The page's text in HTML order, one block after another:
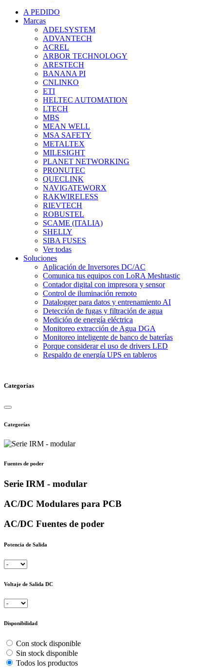
A PEDIDO
Marcas
ADELSYSTEM
ADVANTECH
ACREL
ARBOR TECHNOLOGY
ARESTECH
BANANA PI
CNLINKO
ETI
HELTEC AUTOMATION
LTECH
MBS
MEAN WELL
MSA SAFETY
METALTEX
MILESIGHT
PLANET NETWORKING
PRONUTEC
QUECLINK
NAVIGATEWORX
RAKWIRELESS
RIEVTECH
ROBUSTEL
SCAME (ITALIA)
SHELLY
SIBA FUSES
Ver todas
Soluciones
Aplicación de Inversores DC/AC
Comunica tus equipos con LoRA Meshtastic
Contador digital con impresora y sensor
Control de iluminación remoto
Datalogger para datos y entrenamiento AI
Detección de fugas y filtración de agua
Medición de energía eléctrica
Monitoreo extracción de Agua DGA
Monitoreo inteligente de banco de baterías
Porque considerar el uso de drivers LED
Respaldo de energía UPS en tableros
Categorías
Categorías
Fuentes de poder
Serie IRM - modular
AC/DC Modulares para PCB
AC/DC Fuentes de poder
Potencia de Salida
Voltaje de Salida DC
Disponibilidad
Con stock disponible
Sin stock disponible
Todos los productos